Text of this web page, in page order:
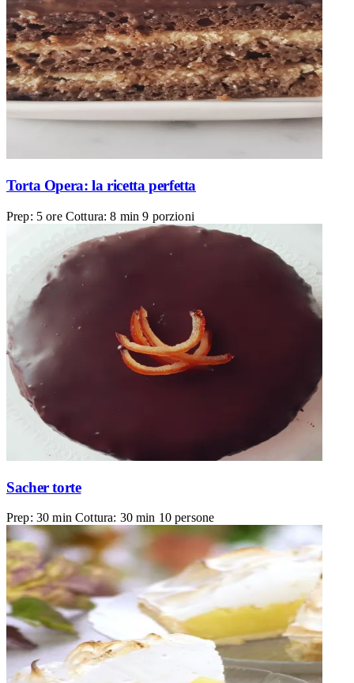
Torta Opera: la ricetta perfetta
Prep: 5 ore Cottura: 8 min 9 porzioni
Sacher torte
Prep: 30 min Cottura: 30 min 10 persone